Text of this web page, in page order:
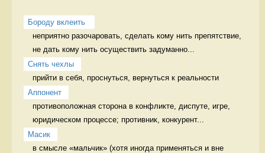
Бороду вклеить
неприятно разочаровать, сделать кому нить препятствие,
не дать кому нить осуществить задуманно...
Снять чехлы
прийти в себя, проснуться, вернуться к реальности
Аппонент
противоположная сторона в конфликте, диспуте, игре,
юридическом процессе; противник, конкурент...
Масик
в смысле «мальчик» (хотя иногда применяться и вне